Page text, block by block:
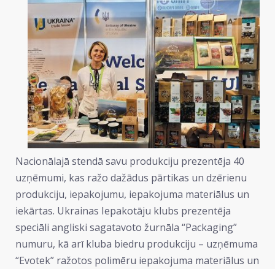
Nacionālajā stendā savu produkciju prezentēja 40
uzņēmumi, kas ražo dažādus pārtikas un dzērienu
produkciju, iepakojumu, iepakojuma materiālus un
iekārtas. Ukrainas Iepakotāju klubs prezentēja
speciāli angliski sagatavoto žurnāla “Packaging”
numuru, kā arī kluba biedru produkciju – uzņēmuma
“Evotek” ražotos polimēru iepakojuma materiālus un